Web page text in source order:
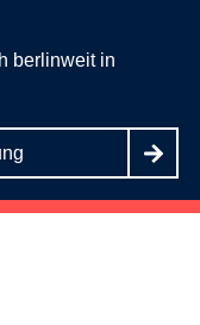
berlinweit in